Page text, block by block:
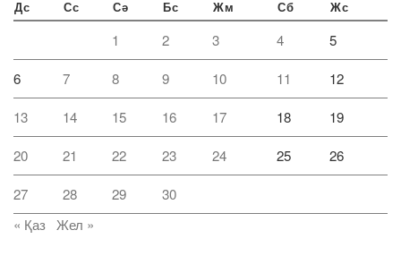
Дс Сс Сә Бс Жм Сб Жс
1 2 3 4 5
6 7 8 9 10 11 12
13 14 15 16 17 18 19
20 21 22 23 24 25 26
27 28 29
30
« Қаз
Жел »